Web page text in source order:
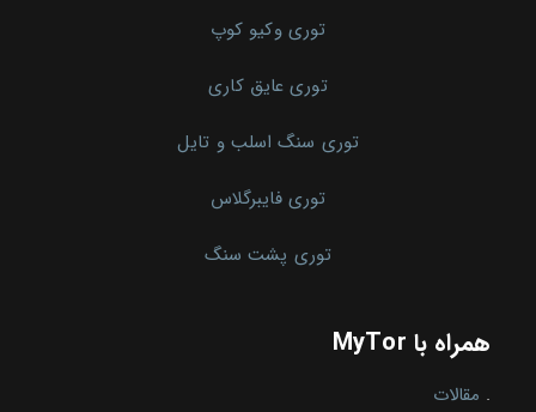
توری وکیو کوپ
توری عایق کاری
توری سنگ اسلب و تایل
توری فایبرگلاس
توری پشت سنگ
همراه با MyTor
. مقالات